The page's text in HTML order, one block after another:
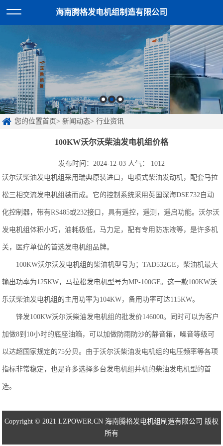
海南腾格发电机组制造有限公司
您的位置首页> 新闻动态> 行业资讯
100KW沃尔沃柴油发电机组价格
发布时间：2024-12-03 人气：
1012
沃尔沃柴油发电机组采用瑞典原装进口，电喷式柴油发动机，配套马拉
松三相交流发电机组装而成。它的控制系统采用英国深海DSE732自动
化控制器，带有RS485或232接口，具有遥控，遥测，遥启功能。沃尔沃
发电机组体积小巧，油耗极低，马力足，配有专用防冻液等，是许多机
关，医疗单位的首选发电机组品牌。
100KW沃尔沃发电机组的柴油机型号为；TAD532GE，柴油机最大
输出功率为125KW，马拉松发电机型号为MP-100GF。这一款100KW沃
乐沃柴油发电机组的主用功率为104KW，备用功率可达115KW。
锋发100KW沃尔沃柴油发电机组的批发价146000。同时可以为客户
加做8到10小时的底座油箱，可以加做防雨防沙的静音箱，噪音等级可
以达超国家规定的75分贝。由于沃尔沃柴油发电机组的电压频率等各项
指标非常稳定，也是许多选择多台发电机组并机的柴油发电机型的首
选。
Copyright © 2021 LZPOWER.CN 海南腾格发电机组制造有限公司 版权
所有